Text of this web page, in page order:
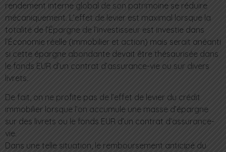
rendement interne global de son patrimoine se réduire
mécaniquement. L’effet de levier est maximal lorsque la
totalité de l’Épargne de l’investisseur est investie dans
l’Économie réelle (immobilier et action) mais serait anéanti
si cette épargne abondante devait être thésaurisée dans
le fonds EUR d’un contrat d’assurance-vie ou sur divers
livrets.
De fait, on ne profite pas de l’effet de levier du crédit
immobilier lorsque l’on accumule une masse d’épargne
sur des livrets ou le fonds EUR d’un contrat d’assurance-
vie.
Dans une telle situation, le remboursement anticipé du